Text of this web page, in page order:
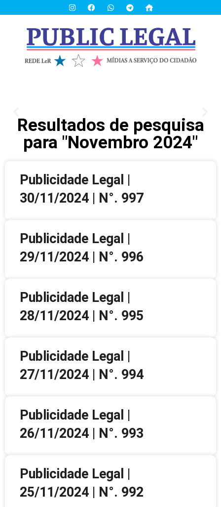
Resultados de pesquisa
para "Novembro 2024"
Publicidade Legal |
30/11/2024 | N°. 997
Publicidade Legal |
29/11/2024 | N°. 996
Publicidade Legal |
28/11/2024 | N°. 995
Publicidade Legal |
27/11/2024 | N°. 994
Publicidade Legal |
26/11/2024 | N°. 993
Publicidade Legal |
25/11/2024 | N°. 992